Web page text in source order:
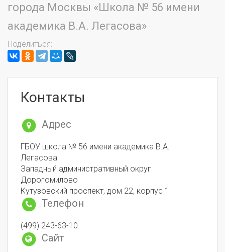
города Москвы «Школа № 56 имени
академика В.А. Легасова»
Поделиться:
Контакты
Адрес
ГБОУ школа № 56 имени академика В.А.
Легасова
Западный административный округ
Дорогомилово
Кутузовский проспект, дом 22, корпус 1
Телефон
(499) 243-63-10
Сайт